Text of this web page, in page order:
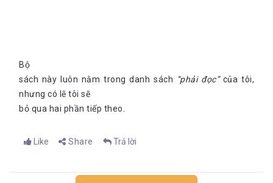
Bộ
sách này luôn nằm trong danh sách “phải đọc”của tôi,
nhưng có lẽ tôi sẽ
bỏ qua hai phần tiếp theo.
Like Share Trả lời